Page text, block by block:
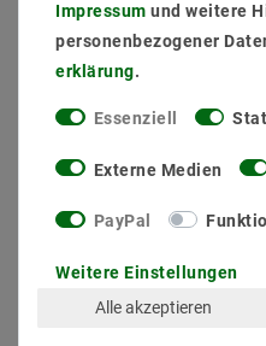
UVP 28,42 €
Artikel
Andere
Impressum und weitere
personenbezogener
erklärung.
Essenziell
Externe Medien
PayPal
Weitere Einstellungen
Alle akzeptieren